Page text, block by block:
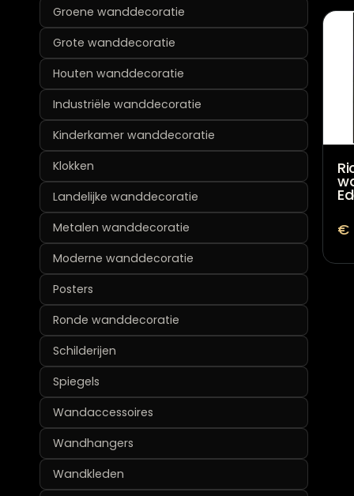
Groene wanddecoratie
Grote wanddecoratie
Houten wanddecoratie
Industriële wanddecoratie
Kinderkamer wanddecoratie
Klokken
Landelijke wanddecoratie
Metalen wanddecoratie
Moderne wanddecoratie
Posters
Ronde wanddecoratie
Schilderijen
Spiegels
Wandaccessoires
Wandhangers
Wandkleden
€